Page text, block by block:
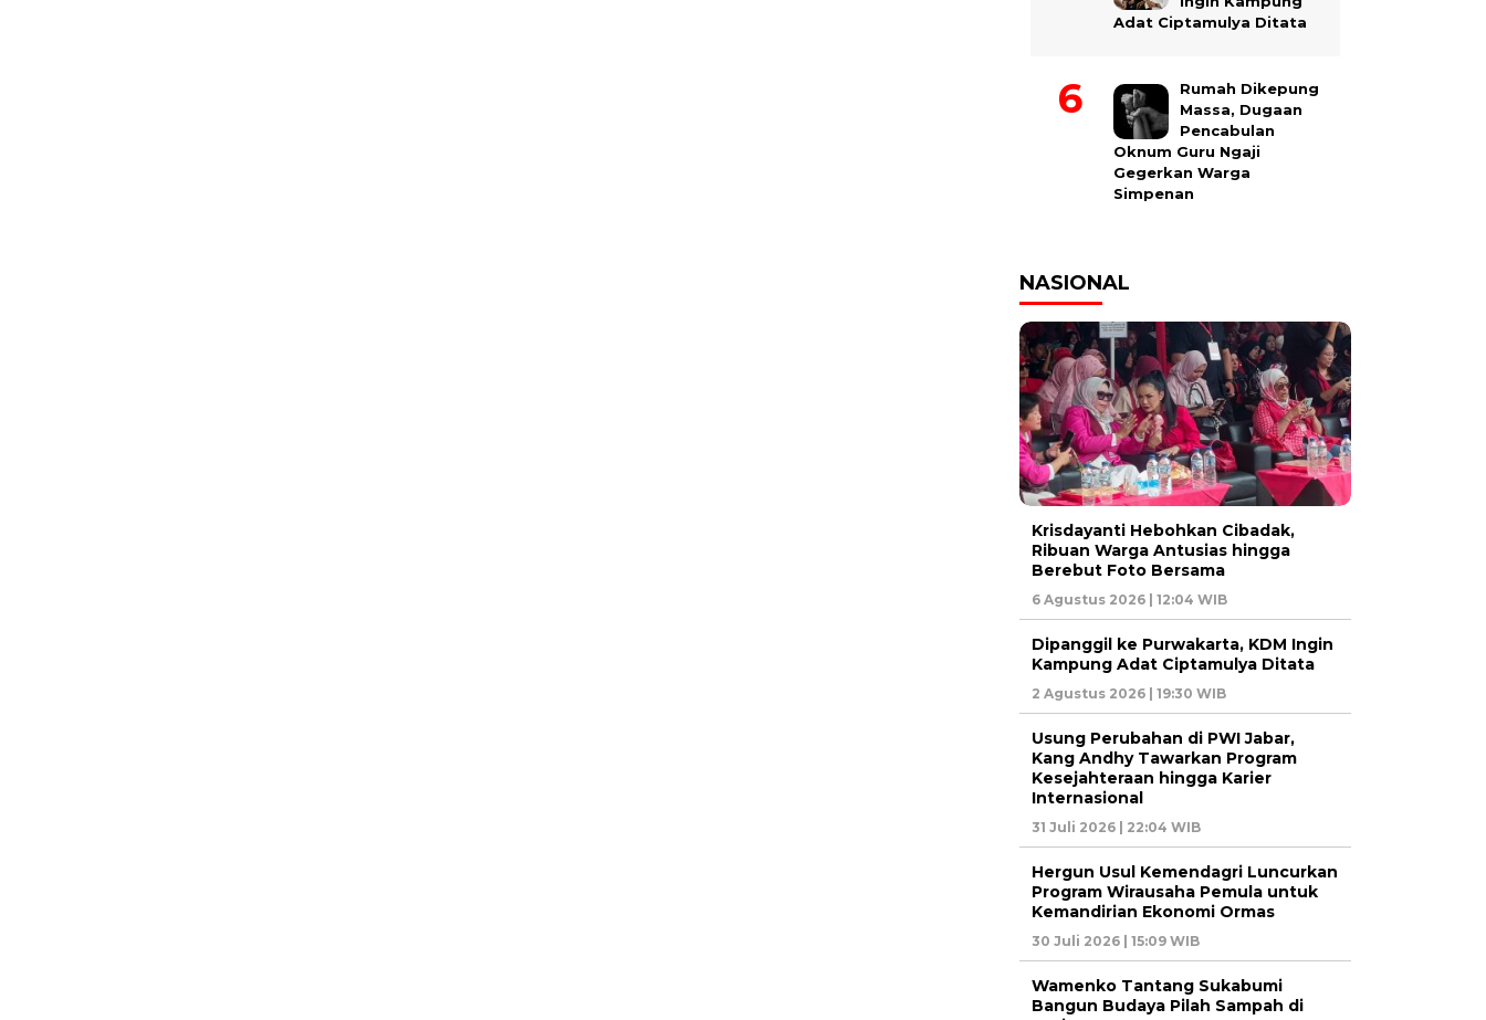
Adat Ciptamulya Ditata
Rumah Dikepung
Massa, Dugaan
Pencabulan
Oknum Guru Ngaji
Gegerkan Warga
Simpenan
NASIONAL
Krisdayanti Hebohkan Cibadak,
Ribuan Warga Antusias hingga
Berebut Foto Bersama
6 Agustus 2026 | 12:04 WIB
Dipanggil ke Purwakarta, KDM Ingin
Kampung Adat Ciptamulya Ditata
2 Agustus 2026 | 19:30 WIB
Usung Perubahan di PWI Jabar,
Kang Andhy Tawarkan Program
Kesejahteraan hingga Karier
Internasional
31 Juli 2026 | 22:04 WIB
Hergun Usul Kemendagri Luncurkan
Program Wirausaha Pemula untuk
Kemandirian Ekonomi Ormas
30 Juli 2026 | 15:09 WIB
Wamenko Tantang Sukabumi
Bangun Budaya Pilah Sampah di